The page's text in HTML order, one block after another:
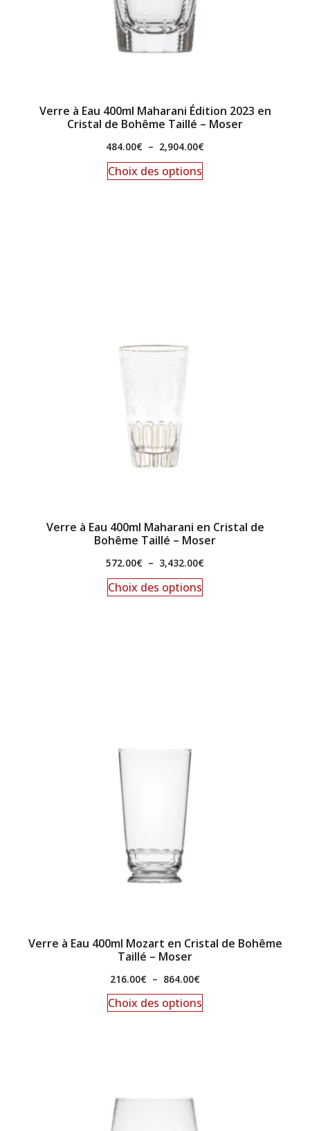
Verre à Eau 400ml Maharani Édition 2023 en
Cristal de Bohême Taillé – Moser
484.00€ – 2,904.00€
Choix des options
Verre à Eau 400ml Maharani en Cristal de
Bohême Taillé – Moser
572.00€ – 3,432.00€
Choix des options
Verre à Eau 400ml Mozart en Cristal de Bohême
Taillé – Moser
216.00€ – 864.00€
Choix des options